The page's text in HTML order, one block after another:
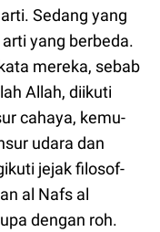
Sedang yang
yang berbeda.
mereka, sebab
Allah, diikuti
cahaya, kemu-
udara dan
jejak filosof-
al Nafs al
dengan roh.